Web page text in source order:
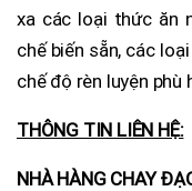
xa các loại thức ăn
chế biến sẵn, các
chế độ rèn luyện phù
THÔNG TIN LIÊN HỆ:
NHÀ HÀNG CHAY